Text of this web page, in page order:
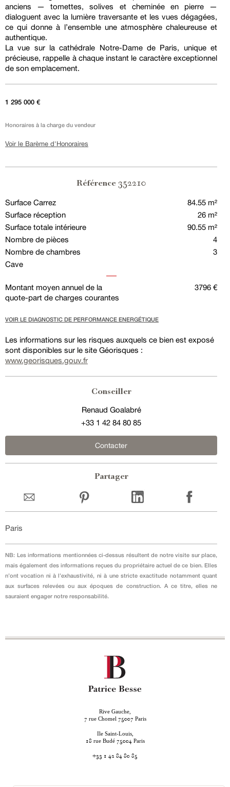
anciens — tomettes, solives et cheminée en pierre —
dialoguent avec la lumière traversante et les vues dégagées,
ce qui donne à l’ensemble une atmosphère chaleureuse et
authentique.
La vue sur la cathédrale Notre-Dame de Paris, unique et
précieuse, rappelle à chaque instant le caractère exceptionnel
de son emplacement.
1 295 000 €
Honoraires à la charge du vendeur
Voir le Barème d'Honoraires
Référence 352210
Surface Carrez
84.55 m²
Surface réception
26 m²
Surface totale intérieure
90.55 m²
Nombre de pièces
4
Nombre de chambres
3
Cave
Montant moyen annuel de la
quote-part de charges courantes
3796 €
VOIR LE DIAGNOSTIC DE PERFORMANCE ENERGÉTIQUE
Les informations sur les risques auxquels ce bien est exposé
sont disponibles sur le site Géorisques :
www.georisques.gouv.fr
Conseiller
Renaud Goalabré
+33 1 42 84 80 85
Contacter
Partager
Paris
NB: Les informations mentionnées ci-dessus résultent de notre visite sur place,
mais également des informations reçues du propriétaire actuel de ce bien. Elles
n’ont vocation ni à l’exhaustivité, ni à une stricte exactitude notamment quant
aux surfaces relevées ou aux époques de construction. A ce titre, elles ne
sauraient engager notre responsabilité.
Rive Gauche,
7 rue Chomel 75007 Paris
Ile Saint-Louis,
18 rue Budé 75004 Paris
+33 1 42 84 80 85